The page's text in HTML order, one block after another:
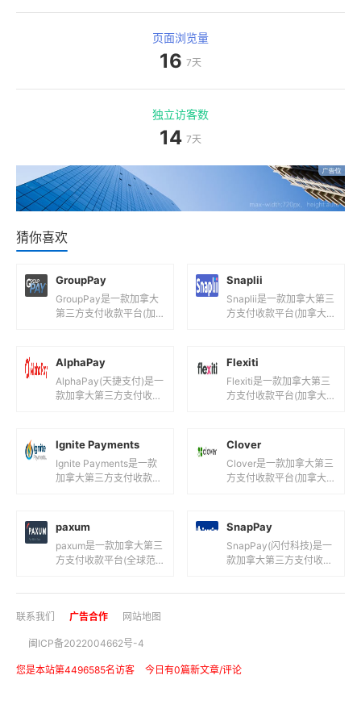
页面浏览量
16 7天
独立访客数
14 7天
猜你喜欢
GroupPay
GroupPay是一款加拿大
第三方支付收款平台(加
货币之间的电子支付、转
账和...
Snaplii
Snaplii是一款加拿大第三
方支付收款平台(加拿大
货币之间的电子支付、转
AlphaPay
AlphaPay(天捷支付)是一
款加拿大第三方支付收款
支持加元等国际主流货
币...
Flexiti
Flexiti是一款加拿大第三
方支付收款平台(加拿大
的电子支付、转账和汇款
Ignite Payments
Ignite Payments是一款
加拿大第三方支付收款平
Clover
Clover是一款加拿大第三
方支付收款平台(加拿大
货币之间的电子支付、转
paxum
paxum是一款加拿大第三
方支付收款平台(全球范
支付、转账和...
SnapPay
SnapPay(闪付科技)是一
款加拿大第三方支付收款
联系我们 广告合作 网站地图
闽ICP备2022004662号-4
您是本站第4496585名访客 今日有0篇新文章/评论